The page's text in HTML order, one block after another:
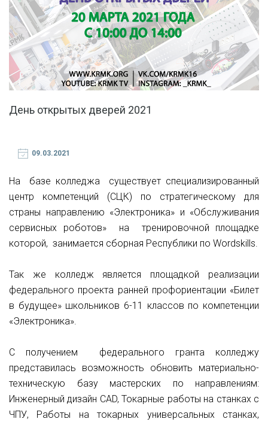
День открытых дверей 2021
09.03.2021
На базе колледжа существует специализированный
центр компетенций (СЦК) по стратегическому для
страны направлению «Электроника» и «Обслуживания
сервисных роботов» на тренировочной площадке
которой, занимается сборная Республики по Wordskills.
Так же колледж является площадкой реализации
федерального проекта ранней профориентации «Билет
в будущее» школьников 6-11 классов по компетенции
«Электроника».
С получением федерального гранта колледжу
представилась возможность обновить материально-
техническую базу мастерских по направлениям:
Инженерный дизайн CAD, Токарные работы на станках с
ЧПУ, Работы на токарных универсальных станках,